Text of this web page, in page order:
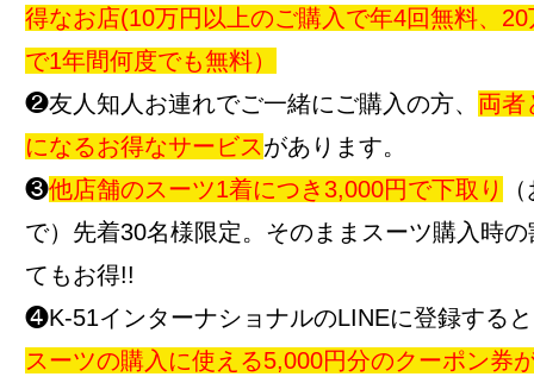
得なお店(10万円以上のご購入で年4回無料、
で1年間何度でも無料）
❷友人知人お連れでご一緒にご購入の方、 両者
になるお得なサービスがあります。
❸他店舗のスーツ1着につき3,000円で下取り
で）先着30名様限定。そのままスーツ購入時
てもお得!!
❹K-51インターナショナルのLINEに登録する
スーツの購入に使える5,000円分のクーポン券